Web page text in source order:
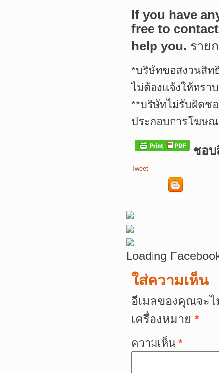
If you have
free to
help you. ราย
*บริษัทขอสงวนสิท
ไม่ต้องแจ้งให้ทรา
**บริษัทไม่รับผิดช
ประกอบการโฆษ
ชอบ
Tweet
Loading
ใส่ความเห็น
อีเมลของคุณจะ
เครื่องหมาย *
ความเห็น *